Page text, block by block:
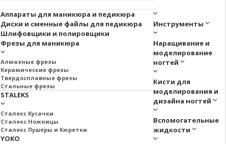
Аппараты для маникюра и педикюра
Диски и сменные файлы для педикюра
Шлифовщики и полировщики
Фрезы для маникюра
Алмазные фрезы
Керамические фрезы
Твердосплавные фрезы
Стальные фрезы
Инструменты
STALEKS
Сталекс Кусачки
Сталекс Ножницы
Сталекс Пушеры и Кюретки
YOKO
Наращивание и
моделирование
ногтей
Кисти для
моделирования и
дизайна ногтей
Вспомогательные
жидкости